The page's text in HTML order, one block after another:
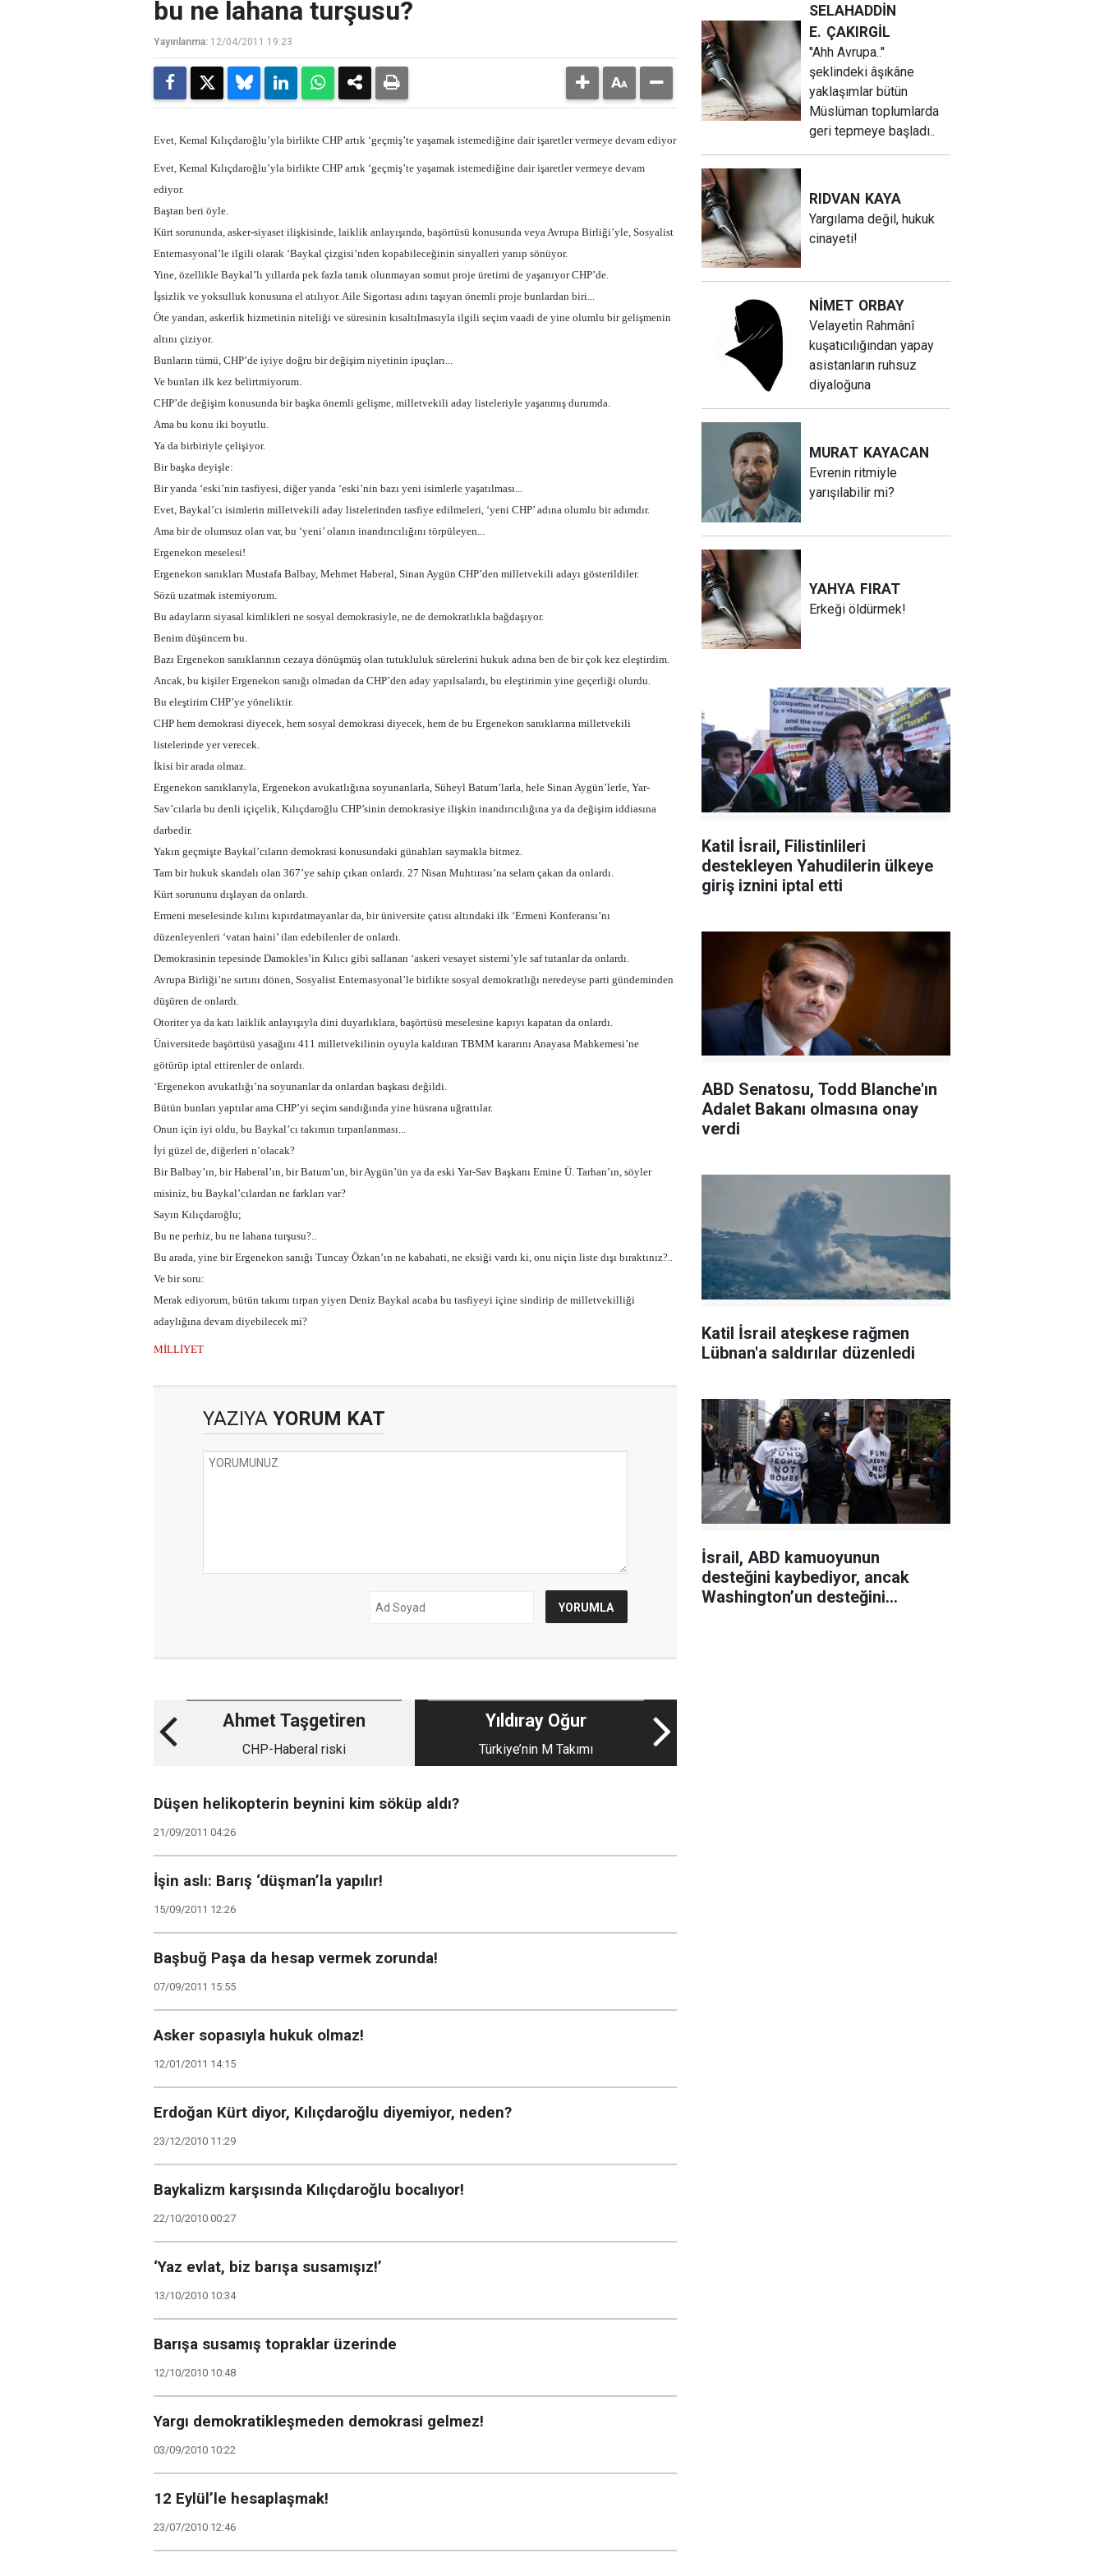
bu ne lahana turşusu?
Yayınlanma: 12/04/2011 19:23
Evet, Kemal Kılıçdaroğlu’yla birlikte CHP artık ‘geçmiş’te yaşamak istemediğine dair işaretler vermeye devam ediyor
Evet, Kemal Kılıçdaroğlu’yla birlikte CHP artık ‘geçmiş’te yaşamak istemediğine dair işaretler vermeye devam
ediyor.
Baştan beri öyle.
Kürt sorununda, asker-siyaset ilişkisinde, laiklik anlayışında, başörtüsü konusunda veya Avrupa Birliği’yle, Sosyalist
Enternasyonal’le ilgili olarak ‘Baykal çizgisi’nden kopabileceğinin sinyalleri yanıp sönüyor.
Yine, özellikle Baykal’lı yıllarda pek fazla tanık olunmayan somut proje üretimi de yaşanıyor CHP’de.
İşsizlik ve yoksulluk konusuna el atılıyor. Aile Sigortası adını taşıyan önemli proje bunlardan biri...
Öte yandan, askerlik hizmetinin niteliği ve süresinin kısaltılmasıyla ilgili seçim vaadi de yine olumlu bir gelişmenin
altını çiziyor.
Bunların tümü, CHP’de iyiye doğru bir değişim niyetinin ipuçları...
Ve bunları ilk kez belirtmiyorum.
CHP’de değişim konusunda bir başka önemli gelişme, milletvekili aday listeleriyle yaşanmış durumda.
Ama bu konu iki boyutlu.
Ya da birbiriyle çelişiyor.
Bir başka deyişle:
Bir yanda ‘eski’nin tasfiyesi, diğer yanda ‘eski’nin bazı yeni isimlerle yaşatılması...
Evet, Baykal’cı isimlerin milletvekili aday listelerinden tasfiye edilmeleri, ‘yeni CHP’ adına olumlu bir adımdır.
Ama bir de olumsuz olan var, bu ‘yeni’ olanın inandırıcılığını törpüleyen...
Ergenekon meselesi!
Ergenekon sanıkları Mustafa Balbay, Mehmet Haberal, Sinan Aygün CHP’den milletvekili adayı gösterildiler.
Sözü uzatmak istemiyorum.
Bu adayların siyasal kimlikleri ne sosyal demokrasiyle, ne de demokratlıkla bağdaşıyor.
Benim düşüncem bu.
Bazı Ergenekon sanıklarının cezaya dönüşmüş olan tutukluluk sürelerini hukuk adına ben de bir çok kez eleştirdim.
Ancak, bu kişiler Ergenekon sanığı olmadan da CHP’den aday yapılsalardı, bu eleştirimin yine geçerliği olurdu.
Bu eleştirim CHP’ye yöneliktir.
CHP hem demokrasi diyecek, hem sosyal demokrasi diyecek, hem de bu Ergenekon sanıklarına milletvekili
listelerinde yer verecek.
İkisi bir arada olmaz.
Ergenekon sanıklarıyla, Ergenekon avukatlığına soyunanlarla, Süheyl Batum’larla, hele Sinan Aygün’lerle, Yar-
Sav’cılarla bu denli içiçelik, Kılıçdaroğlu CHP’sinin demokrasiye ilişkin inandırıcılığına ya da değişim iddiasına
darbedir.
Yakın geçmişte Baykal’cıların demokrasi konusundaki günahları saymakla bitmez.
Tam bir hukuk skandalı olan 367’ye sahip çıkan onlardı. 27 Nisan Muhtırası’na selam çakan da onlardı.
Kürt sorununu dışlayan da onlardı.
Ermeni meselesinde kılını kıpırdatmayanlar da, bir üniversite çatısı altındaki ilk ‘Ermeni Konferansı’nı
düzenleyenleri ‘vatan haini’ ilan edebilenler de onlardı.
Demokrasinin tepesinde Damokles’in Kılıcı gibi sallanan ‘askeri vesayet sistemi’yle saf tutanlar da onlardı.
Avrupa Birliği’ne sırtını dönen, Sosyalist Enternasyonal’le birlikte sosyal demokratlığı neredeyse parti gündeminden
düşüren de onlardı.
Otoriter ya da katı laiklik anlayışıyla dini duyarlıklara, başörtüsü meselesine kapıyı kapatan da onlardı.
Üniversitede başörtüsü yasağını 411 milletvekilinin oyuyla kaldıran TBMM kararını Anayasa Mahkemesi’ne
götürüp iptal ettirenler de onlardı.
‘Ergenekon avukatlığı’na soyunanlar da onlardan başkası değildi.
Bütün bunları yaptılar ama CHP’yi seçim sandığında yine hüsrana uğrattılar.
Onun için iyi oldu, bu Baykal’cı takımın tırpanlanması...
İyi güzel de, diğerleri n’olacak?
Bir Balbay’ın, bir Haberal’ın, bir Batum’un, bir Aygün’ün ya da eski Yar-Sav Başkanı Emine Ü. Tarhan’ın, söyler
misiniz, bu Baykal’cılardan ne farkları var?
Sayın Kılıçdaroğlu;
Bu ne perhiz, bu ne lahana turşusu?..
Bu arada, yine bir Ergenekon sanığı Tuncay Özkan’ın ne kabahati, ne eksiği vardı ki, onu niçin liste dışı bıraktınız?..
Ve bir soru:
Merak ediyorum, bütün takımı tırpan yiyen Deniz Baykal acaba bu tasfiyeyi içine sindirip de milletvekilliği
adaylığına devam diyebilecek mi?
MİLLİYET
YAZIYA YORUM KAT
Ahmet Taşgetiren
CHP-Haberal riski
Yıldıray Oğur
Türkiye’nin M Takımı
Düşen helikopterin beynini kim söküp aldı?
21/09/2011 04:26
İşin aslı: Barış ‘düşman’la yapılır!
15/09/2011 12:26
Başbuğ Paşa da hesap vermek zorunda!
07/09/2011 15:55
Asker sopasıyla hukuk olmaz!
12/01/2011 14:15
Erdoğan Kürt diyor, Kılıçdaroğlu diyemiyor, neden?
23/12/2010 11:29
Baykalizm karşısında Kılıçdaroğlu bocalıyor!
22/10/2010 00:27
‘Yaz evlat, biz barışa susamışız!’
13/10/2010 10:34
Barışa susamış topraklar üzerinde
12/10/2010 10:48
Yargı demokratikleşmeden demokrasi gelmez!
03/09/2010 10:22
12 Eylül’le hesaplaşmak!
23/07/2010 12:46
SELAHADDİN
E. ÇAKIRGİL
''Ahh Avrupa..''
şeklindeki âşıkâne
yaklaşımlar bütün
Müslüman toplumlarda
geri tepmeye başladı..
RIDVAN KAYA
Yargılama değil, hukuk
cinayeti!
NİMET ORBAY
Velayeti̇n Rahmânî
kuşatıcılığından yapay
asistanların ruhsuz
diyaloğuna
MURAT KAYACAN
Evrenin ritmiyle
yarışılabilir mi?
YAHYA FIRAT
Erkeği öldürmek!
Katil İsrail, Filistinlileri
destekleyen Yahudilerin ülkeye
giriş iznini iptal etti
ABD Senatosu, Todd Blanche'ın
Adalet Bakanı olmasına onay
verdi
Katil İsrail ateşkese rağmen
Lübnan'a saldırılar düzenledi
İsrail, ABD kamuoyunun
desteğini kaybediyor, ancak
Washington’un desteğini